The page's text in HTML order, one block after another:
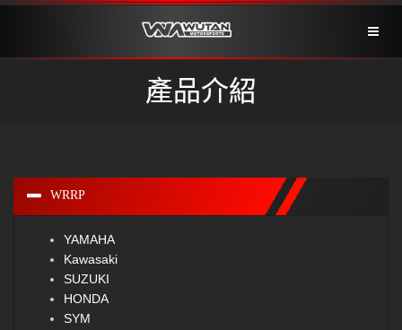
產品介紹
WRRP
YAMAHA
Kawasaki
SUZUKI
HONDA
SYM